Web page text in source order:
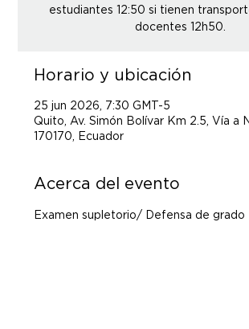
estudiantes 12:50 si tienen
docentes 12h50.
Horario y ubicación
25 jun 2026, 7:30 GMT-5
Quito, Av. Simón Bolívar Km 2.5, Vía a
170170, Ecuador
Acerca del evento
Examen supletorio/ Defensa de grado